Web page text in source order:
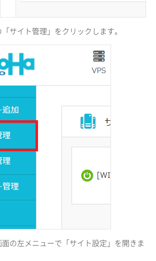
サイト管理」をクリックします。
の左メニューで「サイト設定」を開きま